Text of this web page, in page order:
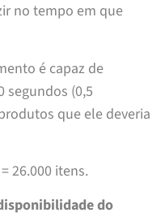
no tempo em que
é capaz de
segundos (0,5
que ele deveria
26.000 itens.
do